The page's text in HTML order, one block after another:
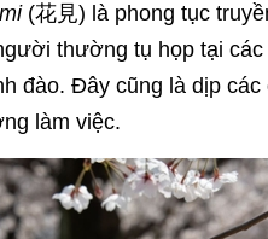
(花見) là phong tục
thường tụ họp tại
đào. Đây cũng là dịp
làm việc.